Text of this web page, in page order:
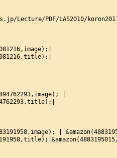
Lecture/PDF/LAS2010/
|
|